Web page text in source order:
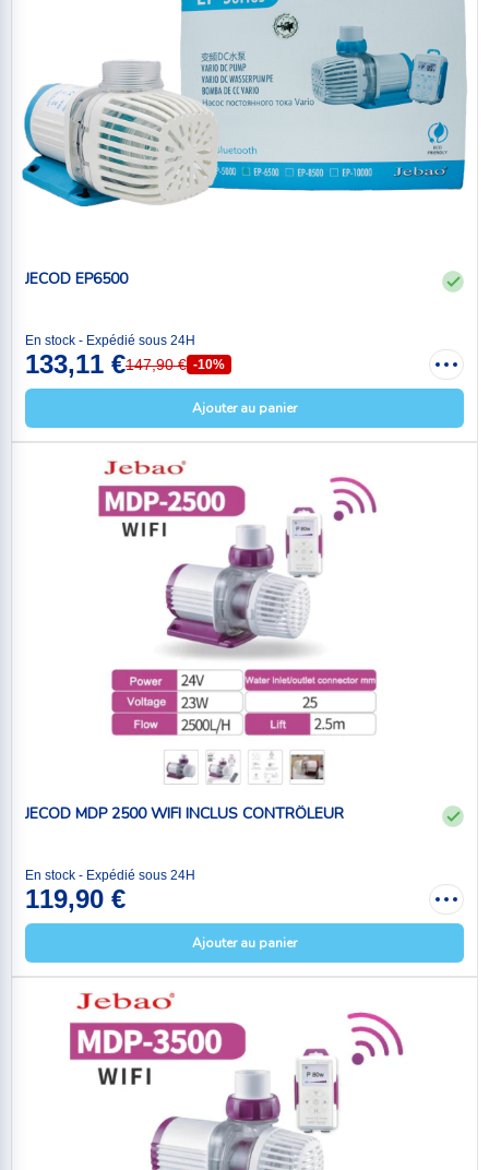
JECOD EP6500
En stock - Expédié sous 24H
133,11 €147,90 € -10%
Ajouter au panier
JECOD MDP 2500 WIFI INCLUS CONTRÔLEUR
En stock - Expédié sous 24H
119,90 €
Ajouter au panier